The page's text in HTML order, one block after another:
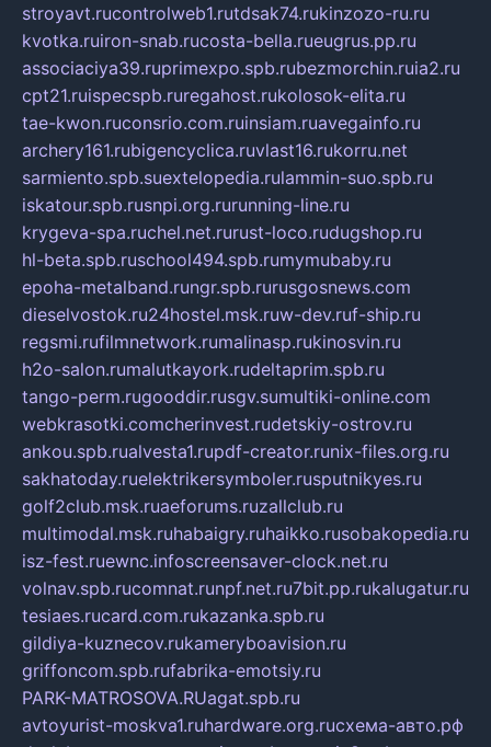
stroyavt.rucontrolweb1.rutdsak74.rukinzozo-ru.ru
kvotka.ruiron-snab.rucosta-bella.rueugrus.pp.ru
associaciya39.ruprimexpo.spb.rubezmorchin.ruia2.ru
cpt21.ruispecspb.ruregahost.rukolosok-elita.ru
tae-kwon.ruconsrio.com.ruinsiam.ruavegainfo.ru
archery161.rubigencyclica.ruvlast16.rukorru.net
sarmiento.spb.suextelopedia.rulammin-suo.spb.ru
iskatour.spb.rusnpi.org.rurunning-line.ru
krygeva-spa.ruchel.net.rurust-loco.rudugshop.ru
hl-beta.spb.ruschool494.spb.rumymubaby.ru
epoha-metalband.rungr.spb.rurusgosnews.com
dieselvostok.ru24hostel.msk.ruw-dev.ruf-ship.ru
regsmi.rufilmnetwork.rumalinasp.rukinosvin.ru
h2o-salon.rumalutkayork.rudeltaprim.spb.ru
tango-perm.rugooddir.rusgv.sumultiki-online.com
webkrasotki.comcherinvest.rudetskiy-ostrov.ru
ankou.spb.rualvesta1.rupdf-creator.runix-files.org.ru
sakhatoday.ruelektrikersymboler.rusputnikyes.ru
golf2club.msk.ruaeforums.ruzallclub.ru
multimodal.msk.ruhabaigry.ruhaikko.rusobakopedia.ru
isz-fest.ruewnc.infoscreensaver-clock.net.ru
volnav.spb.rucomnat.runpf.net.ru7bit.pp.rukalugatur.ru
tesiaes.rucard.com.rukazanka.spb.ru
gildiya-kuznecov.rukameryboavision.ru
griffoncom.spb.rufabrika-emotsiy.ru
PARK-MATROSOVA.RUagat.spb.ru
avtoyurist-moskva1.ruhardware.org.ruсхема-авто.рф